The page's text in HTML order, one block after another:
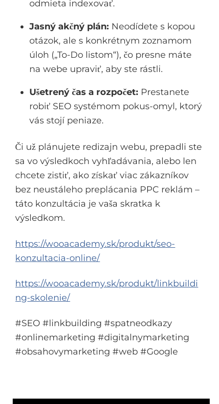
odmieta indexovať.
Jasný akčný plán: Neodídete s kopou
otázok, ale s konkrétnym zoznamom
úloh („To-Do listom“), čo presne máte
na webe upraviť, aby ste rástli.
Ušetrený čas a rozpočet: Prestanete
robiť SEO systémom pokus-omyl, ktorý
vás stojí peniaze.
Či už plánujete redizajn webu, prepadli ste
sa vo výsledkoch vyhľadávania, alebo len
chcete zistiť, ako získať viac zákazníkov
bez neustáleho preplácania PPC reklám –
táto konzultácia je vaša skratka k
výsledkom.
https://wooacademy.sk/produkt/seo-
konzultacia-online/
https://wooacademy.sk/produkt/linkbuildi
ng-skolenie/
#SEO #linkbuilding #spatneodkazy
#onlinemarketing #digitalnymarketing
#obsahovymarketing #web #Google